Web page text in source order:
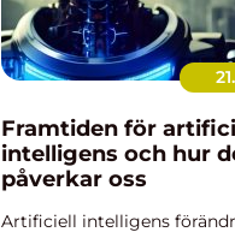
Framtiden för
intelligens och hur
påverkar oss
Artificiell intelligens